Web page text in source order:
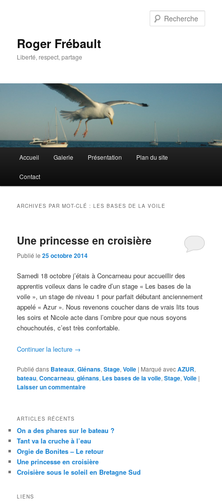
Roger Frébault
Liberté, respect, partage
principal
Accueil Galerie Présentation Plan du site
Contact
ARCHIVES PAR MOT-CLÉ :LES BASES DE LA VOILE
Une princesse en croisière
Publié le25 octobre 2014
Samedi 18 octobre j’étais à Concarneau pour accueillir des
apprentis voileux dans le cadre d’un stage « Les bases de la
voile », un stage de niveau 1 pour parfait débutant anciennement
appelé « Azur ». Nous revenons coucher dans de vrais lits tous
les soirs et Nicole acte dans l’ombre pour que nous soyons
chouchoutés, c’est très confortable.
Continuer la lecture →
Publié dans Bateaux,Glénans,Stage,Voile | Marqué avecAZUR,
bateau,Concarneau,glénans, Les bases de la voile,Stage,Voile |
Laisser un commentaire
ARTICLES RÉCENTS
On a des phares sur le bateau ?
Tant va la cruche à l’eau
Orgie de Bonites – Le retour
Une princesse en croisière
Croisière sous le soleil en Bretagne Sud
LIENS